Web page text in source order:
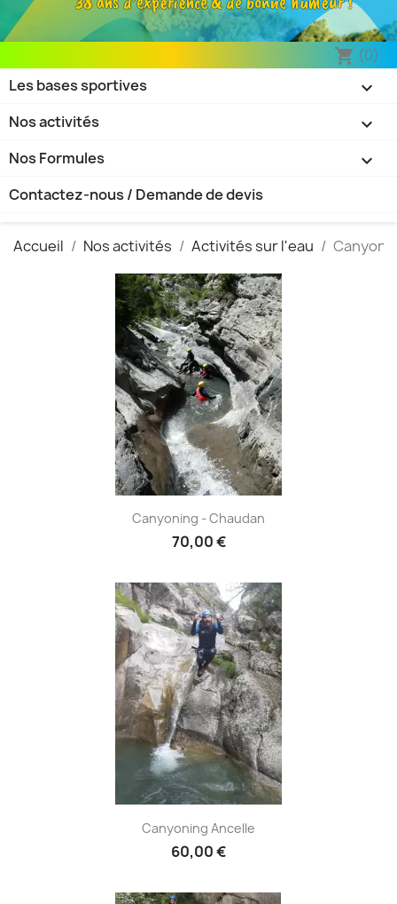
shopping_cart (0)

Les bases sportives

Nos activités

Nos Formules
Contactez-nous / Demande de devis
Accueil Nos activités Activités sur l'eau
Canyoning - Chaudan
70,00 €
Canyoning Ancelle
60,00 €